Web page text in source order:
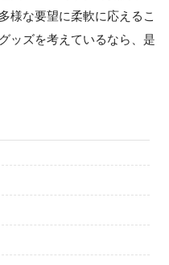
様な要望に柔軟に応えるこ
ッズを考えているなら、是